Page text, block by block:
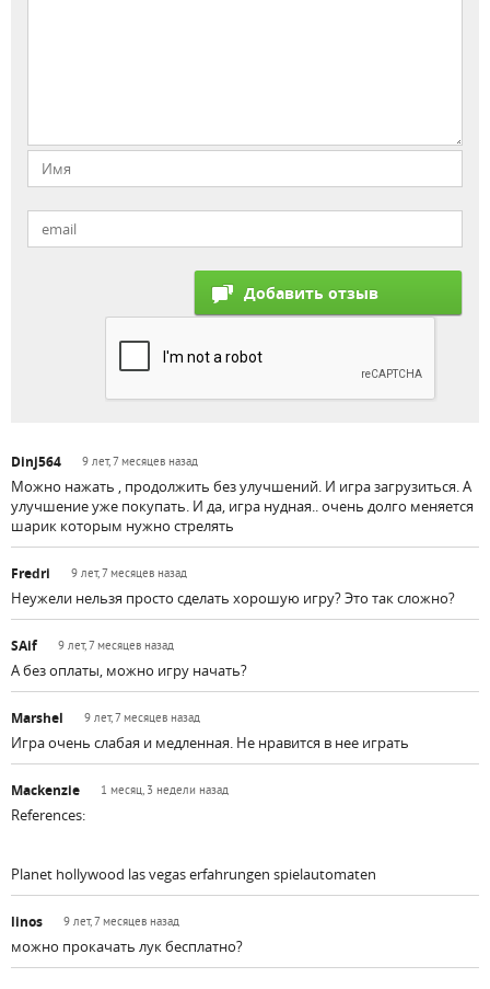
Dinj564 9 лет, 7 месяцев назад
Можно нажать , продолжить без улучшений. И игра загрузиться. А
улучшение уже покупать. И да, игра нудная.. очень долго меняется
шарик которым нужно стрелять
Fredri 9 лет, 7 месяцев назад
Неужели нельзя просто сделать хорошую игру? Это так сложно?
SAif 9 лет, 7 месяцев назад
А без оплаты, можно игру начать?
Marshel 9 лет, 7 месяцев назад
Игра очень слабая и медленная. Не нравится в нее играть
Mackenzie 1 месяц, 3 недели назад
References:
Planet hollywood las vegas erfahrungen spielautomaten
linos 9 лет, 7 месяцев назад
можно прокачать лук бесплатно?